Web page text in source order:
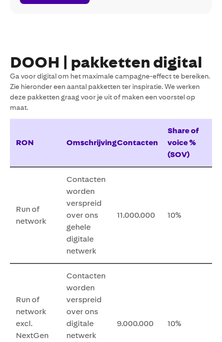
Live
DOOH | pakketten digital
Ga voor digital om het maximale campagne-effect te bereiken.
Zie hieronder een aantal pakketten ter inspiratie. We werken
deze pakketten graag voor je uit of maken een voorstel op
maat.
RON OmschrijvingContacten
Share of
voice %
(SOV)
Run of
network
Contacten
worden
verspreid
over ons
gehele
digitale
netwerk
11.000.000 10%
Run of
network
excl.
NextGen
Contacten
worden
verspreid
over ons
digitale
netwerk
9.000.000 10%